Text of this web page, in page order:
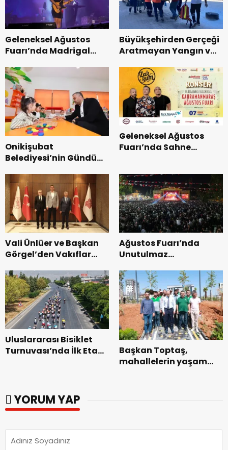
Geleneksel Ağustos
Fuarı’nda Madrigal
Büyükşehirden Gerçeği
Aratmayan Yangın ve
Onikişubat
Belediyesi’nin Gündüz
dönemin ön kayıtları
başladı.
Geleneksel Ağustos
Fuarı’nda Sahne
Vali Ünlüer ve Başkan
Görgel’den Vakıflar
ziyaret.
Ağustos Fuarı’nda
Unutulmaz
Uluslararası Bisiklet
Turnuvası’nda İlk Etap
Başkan Toptaş,
mahallelerin yaşam
YORUM YAP